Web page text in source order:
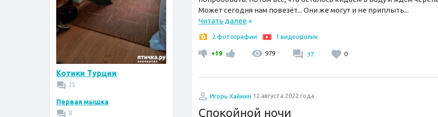
Котики Турции
25
Первая мышка
8
Может сегодня нам повезёт... Они же могут и не приплыть...
Читать далее»
2 фотографии 1 видеоролик
+19 979 37 0
Игорь Хаймин 12 августа 2022 года
Спокойной ночи